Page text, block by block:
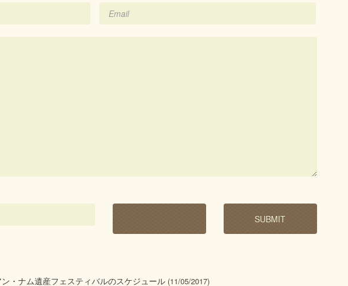
・ナム遺産フェスティバルのスケジュール (11/05/2017)